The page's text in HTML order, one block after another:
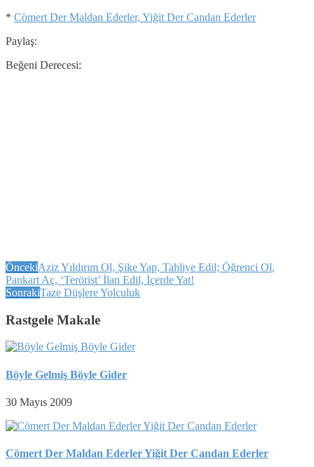
* Cömert Der Maldan Ederler, Yiğit Der Candan Ederler
Paylaş:
Beğeni Derecesi:
ÖncekiAziz Yıldırım Ol, Şike Yap, Tahliye Edil; Öğrenci Ol,
Pankart Aç, ‘Terörist’ İlan Edil, İçerde Yat!
SonrakiTaze Düşlere Yolculuk
Rastgele Makale
Böyle Gelmiş Böyle Gider
30 Mayıs 2009
Cömert Der Maldan Ederler Yiğit Der Candan Ederler